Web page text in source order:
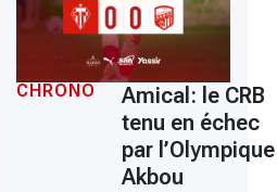
CHRONO
Amical: le CRB
tenu en échec
par l’Olympique
Akbou